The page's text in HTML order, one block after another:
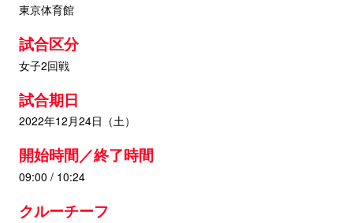
東京体育館
試合区分
女子2回戦
試合期日
2022年12月24日（土）
開始時間／終了時間
09:00 / 10:24
クルーチーフ